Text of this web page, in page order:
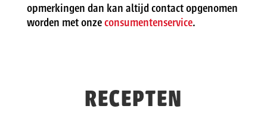
opmerkingen dan kan altijd contact opgenomen
worden met onzeconsumentenservice.
RECEPTEN